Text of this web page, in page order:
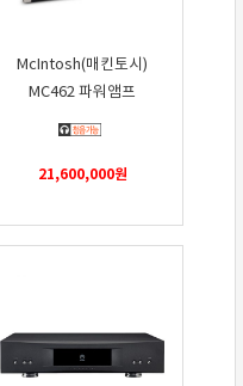
McIntosh(매킨토시)
MC462 파워앰프
21,600,000원